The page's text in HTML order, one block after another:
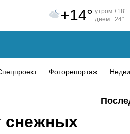
+14° утром +18°
днем +24°
Фоторепортаж
снежных